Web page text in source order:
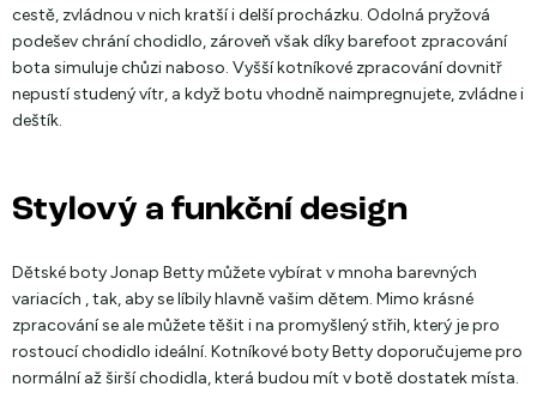
cestě, zvládnou v nich kratší i delší procházku. Odolná pryžová
podešev chrání chodidlo, zároveň však díky barefoot zpracování
bota simuluje chůzi naboso. Vyšší kotníkové zpracování dovnitř
nepustí studený vítr, a když botu vhodně naimpregnujete, zvládne i
deštík.
Stylový a funkční design
Dětské boty Jonap Betty můžete vybírat v mnoha barevných
variacích , tak, aby se líbily hlavně vašim dětem. Mimo krásné
zpracování se ale můžete těšit i na promyšlený střih, který je pro
rostoucí chodidlo ideální. Kotníkové boty Betty doporučujeme pro
normální až širší chodidla, která budou mít v botě dostatek místa.